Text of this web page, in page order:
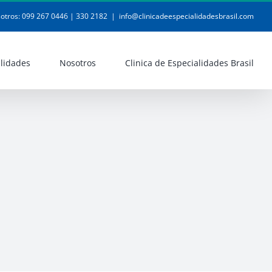
099 267 0446 | 330 2182 | info@clinicadeespecialidadesbrasil.com
Nosotros Clinica de Especialidades Brasil